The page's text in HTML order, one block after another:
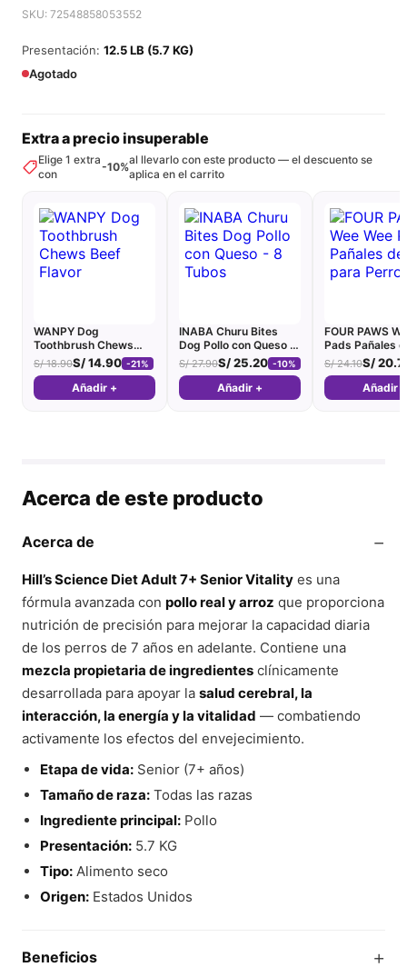
SKU: 72548858053552
Presentación: 12.5 LB (5.7 KG)
Agotado
Extra a precio insuperable
Elige 1 extra
con
-10%
al llevarlo con este producto — el descuento se
aplica en el carrito
WANPY Dog
Toothbrush Chews
Beef Flavor
S/18.90S/14.90 -21%
Añadir +
INABA Churu Bites
Dog Pollo con Queso -
8 Tubos
S/27.90S/25.20 -10%
Añadir +
FOUR PAWS
Pads Pañales
para Perro
S/24.10S/
Añadir +
Acerca de este producto
Acerca de −
Hill’s Science Diet Adult 7+ Senior Vitality es una
fórmula avanzada con pollo real y arroz que proporciona
nutrición de precisión para mejorar la capacidad diaria
de los perros de 7 años en adelante. Contiene una
mezcla propietaria de ingredientes clínicamente
desarrollada para apoyar la salud cerebral, la
interacción, la energía y la vitalidad — combatiendo
activamente los efectos del envejecimiento.
Etapa de vida:Senior (7+ años)
Tamaño de raza:Todas las razas
Ingrediente principal:Pollo
Presentación:5.7 KG
Tipo:Alimento seco
Origen:Estados Unidos
Beneficios +